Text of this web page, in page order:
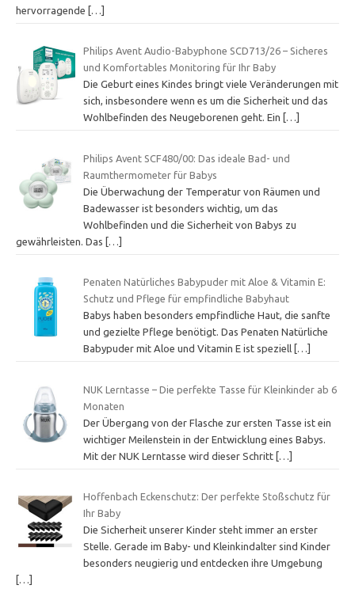
hervorragende […]
Philips Avent Audio-Babyphone SCD713/26 – Sicheres
und Komfortables Monitoring für Ihr Baby
Die Geburt eines Kindes bringt viele Veränderungen mit
sich, insbesondere wenn es um die Sicherheit und das
Wohlbefinden des Neugeborenen geht. Ein
[…]
Philips Avent SCF480/00: Das ideale Bad- und
Raumthermometer für Babys
Die Überwachung der Temperatur von Räumen und
Badewasser ist besonders wichtig, um das
Wohlbefinden und die Sicherheit von Babys zu
gewährleisten. Das […]
Penaten Natürliches Babypuder mit Aloe & Vitamin E:
Schutz und Pflege für empfindliche Babyhaut
Babys haben besonders empfindliche Haut, die sanfte
und gezielte Pflege benötigt. Das Penaten Natürliche
Babypuder mit Aloe und Vitamin E ist speziell […]
NUK Lerntasse – Die perfekte Tasse für Kleinkinder ab 6
Monaten
Der Übergang von der Flasche zur ersten Tasse ist ein
wichtiger Meilenstein in der Entwicklung eines Babys.
Mit der NUK Lerntasse wird dieser Schritt […]
Hoffenbach Eckenschutz: Der perfekte Stoßschutz für
Ihr Baby
Die Sicherheit unserer Kinder steht immer an erster
Stelle. Gerade im Baby- und Kleinkindalter sind Kinder
besonders neugierig und entdecken ihre Umgebung
[…]